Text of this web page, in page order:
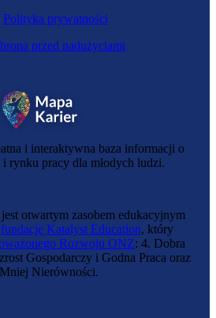
i interaktywna baza informacji o
rynku pracy dla młodych ludzi.
Polityka prywatności
przed nadużyciami
otwartym zasobem edukacyjnym
fundację Katalyst Education, który
Rozwoju ONZ: 4. Dobra
Gospodarczy i Godna Praca oraz
Nierówności.